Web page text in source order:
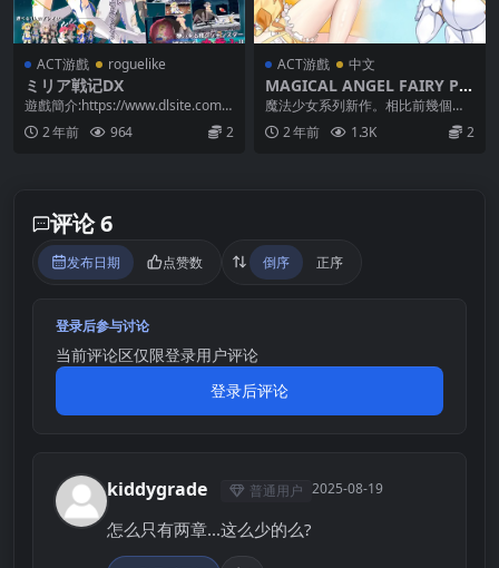
ACT游戲 roguelike
ミリア戦记DX
遊戲簡介:https://www.dlsite.com/
maniax/work/...
2 年前 964 2
ACT游戲 中文
MAGICAL ANGEL FAIRY PRI
NCESS v0.55
魔法少女系列新作。相比前幾個系
列的遊戲多了刷刷刷的要素，系統
已經完善，可玩內容很...
2 年前 1.3K 2
评论 6
发布日期 点赞数 倒序 正序
登录后参与讨论
当前评论区仅限登录用户评论
登录后评论
K kiddygrade 普通用户 2025-08-19
怎么只有两章...这么少的么?